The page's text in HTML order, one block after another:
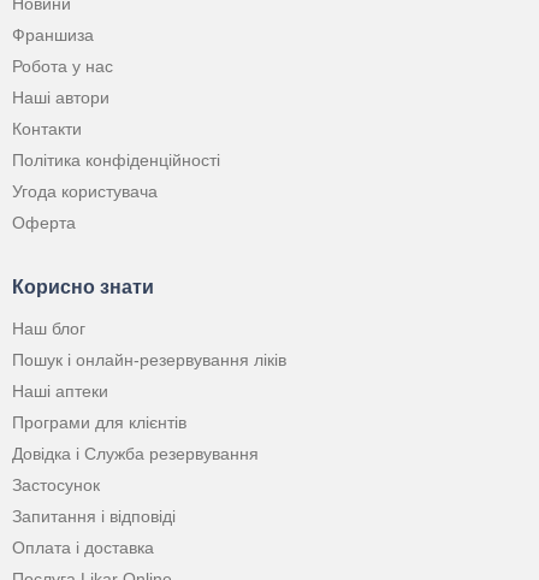
Франшиза
Робота у нас
Наші автори
Контакти
Політика конфіденційності
Угода користувача
Оферта
Корисно знати
Наш блог
Пошук і онлайн-резервування ліків
Наші аптеки
Програми для клієнтів
Довідка і Служба резервування
Застосунок
Запитання і відповіді
Оплата і доставка